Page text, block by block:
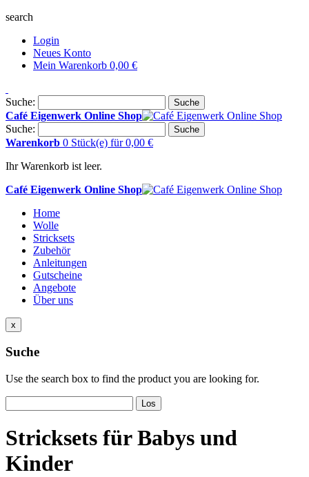
search
Login
Neues Konto
Mein Warenkorb 0,00 €
Suche: Suche
Café Eigenwerk Online Shop
Suche:
Suche
Warenkorb 0 Stück(e) für 0,00 €
Ihr Warenkorb ist leer.
Café Eigenwerk Online Shop
Home
Wolle
Stricksets
Zubehör
Anleitungen
Gutscheine
Angebote
Über uns
x
Suche
Use the search box to find the product you are looking for.
Los
Stricksets für Babys und
Kinder